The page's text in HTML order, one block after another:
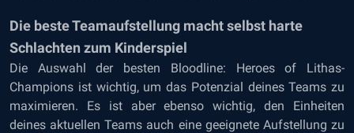
Die beste Teamaufstellung macht selbst harte
Schlachten zum Kinderspiel
Die Auswahl der besten Bloodline: Heroes of Lithas-
Champions ist wichtig, um das Potenzial deines Teams zu
maximieren. Es ist aber ebenso wichtig, den Einheiten
deines aktuellen Teams auch eine geeignete Aufstellung zu